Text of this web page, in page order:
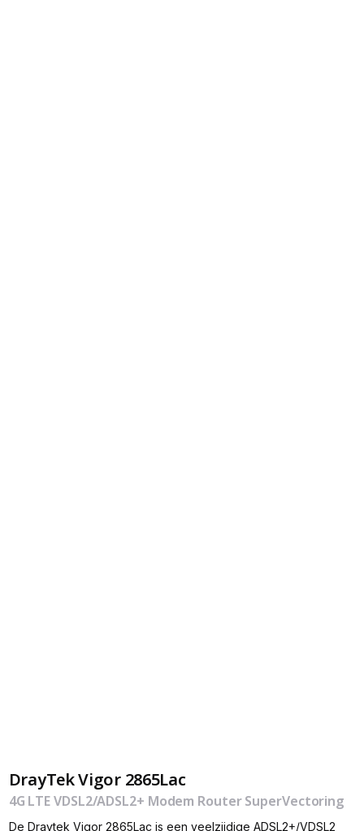
DrayTek Vigor 2865Lac
4G LTE VDSL2/ADSL2+ Modem Router SuperVectoring
De Draytek Vigor 2865Lac is een veelzijdige ADSL2+/VDSL2